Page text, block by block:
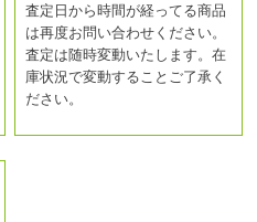
査定日から時間が経ってる商品
は再度お問い合わせください。
査定は随時変動いたします。在
庫状況で変動することご了承く
ださい。